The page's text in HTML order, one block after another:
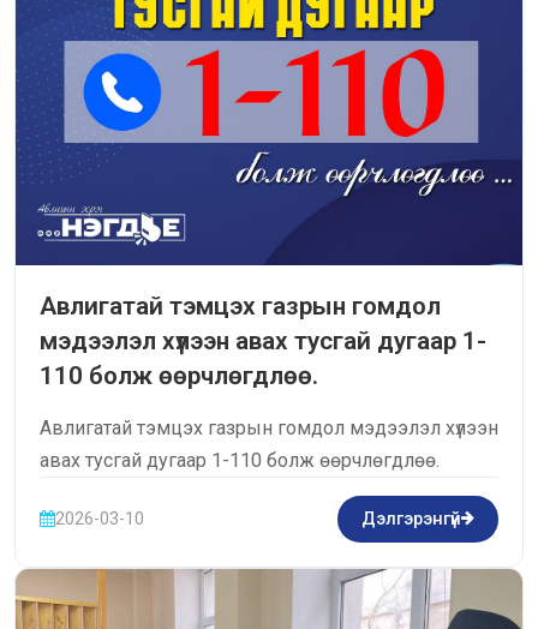
Авлигатай тэмцэх газрын гомдол
мэдээлэл хүлээн авах тусгай дугаар 1-
110 болж өөрчлөгдлөө.
Авлигатай тэмцэх газрын гомдол мэдээлэл хүлээн
авах тусгай дугаар 1-110 болж өөрчлөгдлөө.
2026-03-10 Дэлгэрэнгүй